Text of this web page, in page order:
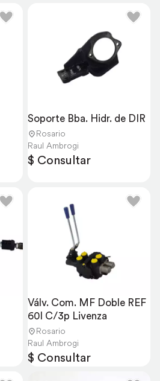
Soporte Bba. Hidr. de DIR
Rosario
Raul Ambrogi
$ Consultar
Válv. Com. MF Doble REF
60l C/3p Livenza
Rosario
Raul Ambrogi
$ Consultar